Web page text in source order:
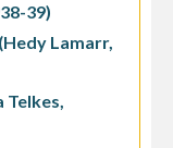
39)
Lamarr,
Telkes,